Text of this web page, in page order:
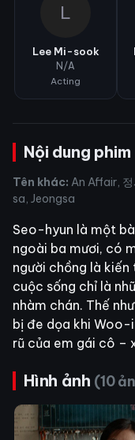
L
Lee Mi-sook
N/A
Acting
Nội dung phim
Tên khác: An Affair, 정
sa, Jeongsa
Seo-hyun là một
ngoài ba mươi, có
người chồng là
cuộc sống chỉ là
nhàm chán. Thế
bị đe dọa khi Woo-
rũ của em gái cô –
Hình ảnh (10